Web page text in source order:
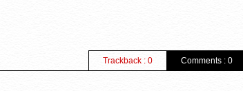
Comments : 0
Trackback : 0